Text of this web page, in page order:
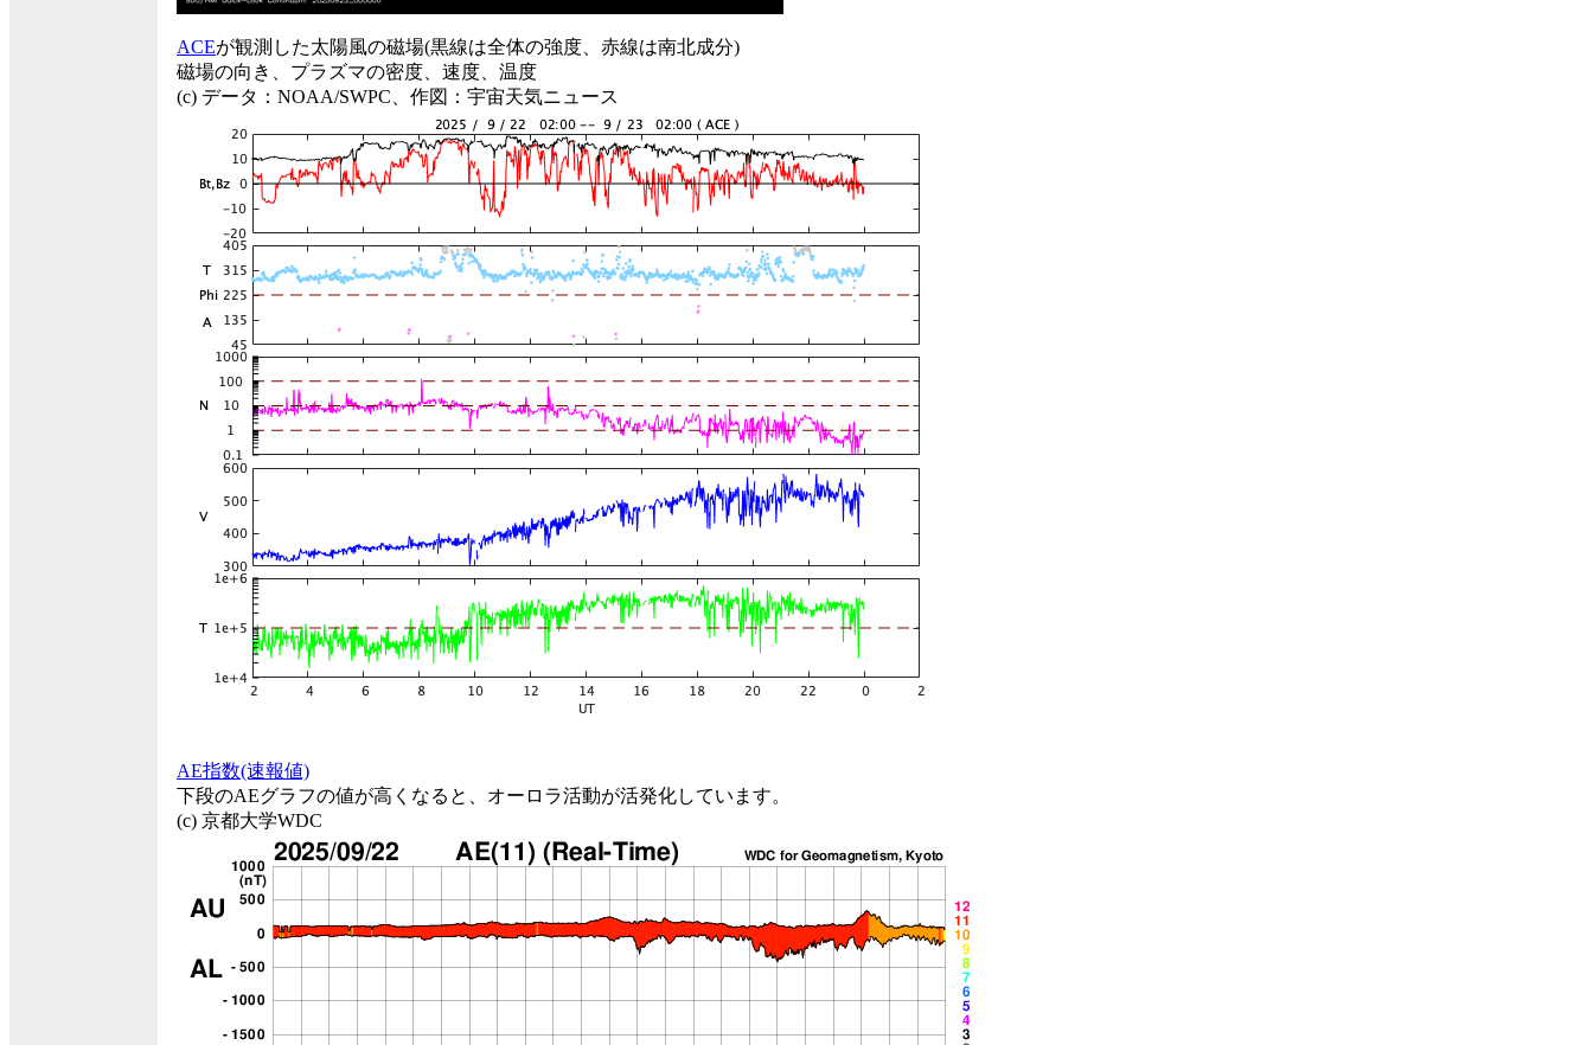
ACEが観測した太陽風の磁場(黒線は全体の強度、赤線は南北成分)
磁場の向き、プラズマの密度、速度、温度
(c) データ：NOAA/SWPC、作図：宇宙天気ニュース
AE指数(速報値)
下段のAEグラフの値が高くなると、オーロラ活動が活発化しています。
(c) 京都大学WDC